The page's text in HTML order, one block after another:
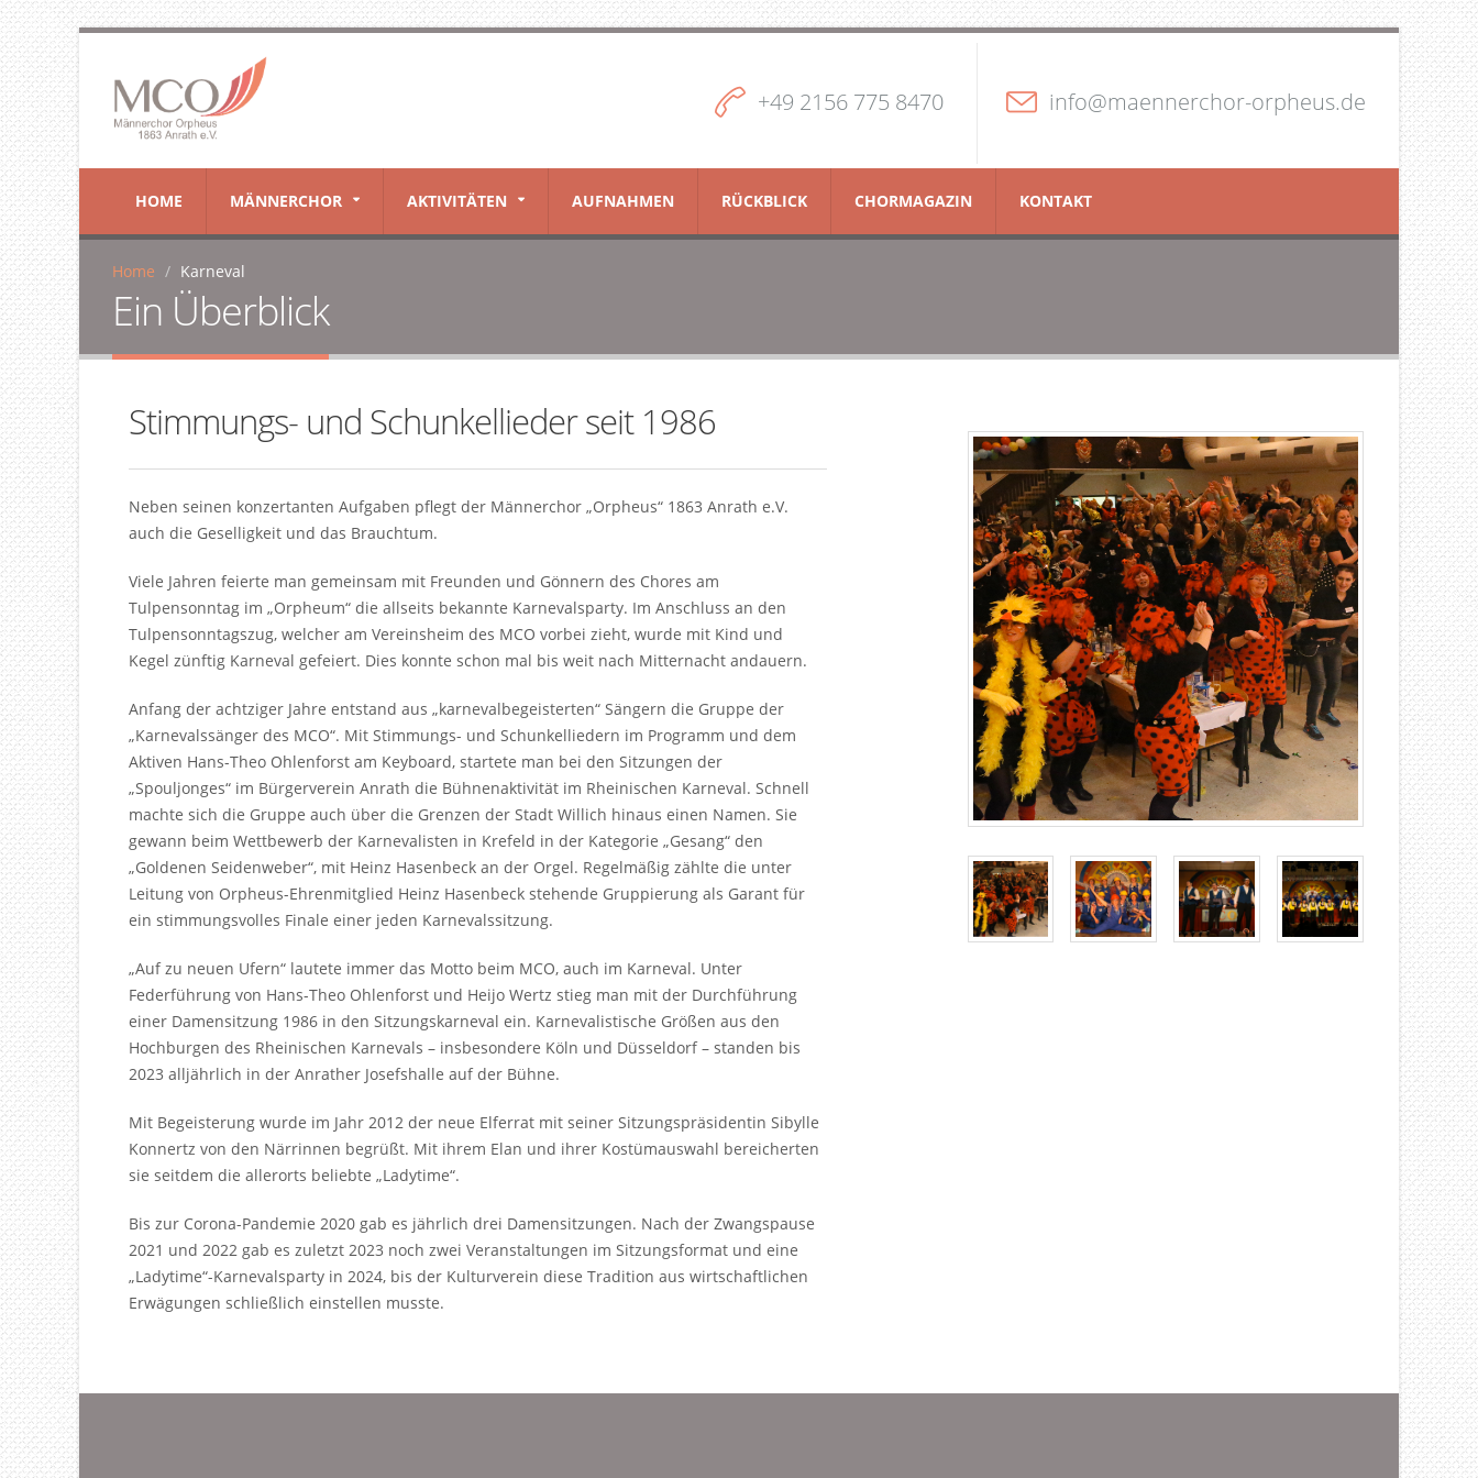
+49 2156 775 8470 info@maennerchor-orpheus.de
HOME MÄNNERCHOR AKTIVITÄTEN AUFNAHMEN RÜCKBLICK CHORMAGAZIN KONTAKT
Home Karneval
Ein Überblick
Stimmungs- und Schunkellieder seit 1986
Neben seinen konzertanten Aufgaben pflegt der Männerchor „Orpheus“ 1863 Anrath e.V.
auch die Geselligkeit und das Brauchtum.
Viele Jahren feierte man gemeinsam mit Freunden und Gönnern des Chores am
Tulpensonntag im „Orpheum“ die allseits bekannte Karnevalsparty. Im Anschluss an den
Tulpensonntagszug, welcher am Vereinsheim des MCO vorbei zieht, wurde mit Kind und
Kegel zünftig Karneval gefeiert. Dies konnte schon mal bis weit nach Mitternacht andauern.
Anfang der achtziger Jahre entstand aus „karnevalbegeisterten“ Sängern die Gruppe der
„Karnevalssänger des MCO“. Mit Stimmungs- und Schunkelliedern im Programm und dem
Aktiven Hans-Theo Ohlenforst am Keyboard, startete man bei den Sitzungen der
„Spouljonges“ im Bürgerverein Anrath die Bühnenaktivität im Rheinischen Karneval. Schnell
machte sich die Gruppe auch über die Grenzen der Stadt Willich hinaus einen Namen. Sie
gewann beim Wettbewerb der Karnevalisten in Krefeld in der Kategorie „Gesang“ den
„Goldenen Seidenweber“, mit Heinz Hasenbeck an der Orgel. Regelmäßig zählte die unter
Leitung von Orpheus-Ehrenmitglied Heinz Hasenbeck stehende Gruppierung als Garant für
ein stimmungsvolles Finale einer jeden Karnevalssitzung.
„Auf zu neuen Ufern“ lautete immer das Motto beim MCO, auch im Karneval. Unter
Federführung von Hans-Theo Ohlenforst und Heijo Wertz stieg man mit der Durchführung
einer Damensitzung 1986 in den Sitzungskarneval ein. Karnevalistische Größen aus den
Hochburgen des Rheinischen Karnevals – insbesondere Köln und Düsseldorf – standen bis
2023 alljährlich in der Anrather Josefshalle auf der Bühne.
Mit Begeisterung wurde im Jahr 2012 der neue Elferrat mit seiner Sitzungspräsidentin Sibylle
Konnertz von den Närrinnen begrüßt. Mit ihrem Elan und ihrer Kostümauswahl bereicherten
sie seitdem die allerorts beliebte „Ladytime“.
Bis zur Corona-Pandemie 2020 gab es jährlich drei Damensitzungen. Nach der Zwangspause
2021 und 2022 gab es zuletzt 2023 noch zwei Veranstaltungen im Sitzungsformat und eine
„Ladytime“-Karnevalsparty in 2024, bis der Kulturverein diese Tradition aus wirtschaftlichen
Erwägungen schließlich einstellen musste.